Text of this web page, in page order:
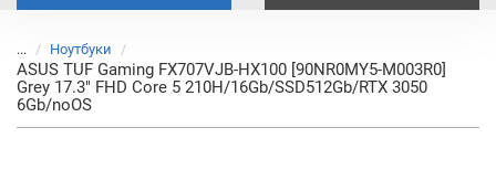
... Ноутбуки
ASUS TUF Gaming FX707VJB-HX100 [90NR0MY5-M003R0]
Grey 17.3" FHD Core 5 210H/16Gb/SSD512Gb/RTX 3050
6Gb/noOS